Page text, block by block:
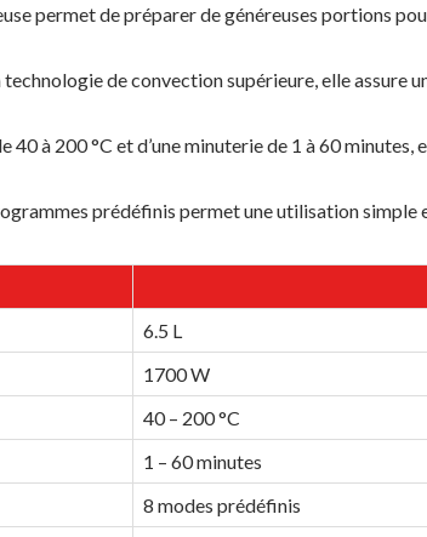
permet de préparer de généreuses portions
de convection supérieure, elle assure
40 à 200 °C et d’une minuterie de 1 à 60
prédéfinis permet une utilisation simple
6.5 L
1700 W
40 – 200 °C
1 – 60 minutes
8 modes prédéfinis